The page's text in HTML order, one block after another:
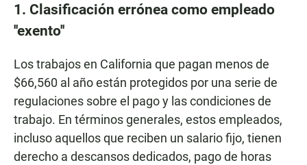
1. Clasificación errónea como empleado
''exento''
Los trabajos en California que pagan menos de
$66,560 al año están protegidos por una serie de
regulaciones sobre el pago y las condiciones de
trabajo. En términos generales, estos empleados,
incluso aquellos que reciben un salario fijo, tienen
derecho a descansos dedicados, pago de horas